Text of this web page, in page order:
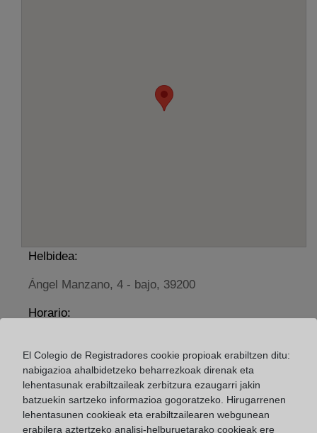
Helbidea:
Ángel Manzano, 4 - bajo, 39200
Horario:
Agosto: De lunes a viernes de 09:00 a 14:00 horas
Los días 24 y 31 de diciembre de 09:00 a 14:00
horas
El Colegio de Registradores cookie propioak erabiltzen ditu:
nabigazioa ahalbidetzeko beharrezkoak direnak eta
lehentasunak erabiltzaileak zerbitzura ezaugarri jakin
batzuekin sartzeko informazioa gogoratzeko. Hirugarrenen
lehentasunen cookieak eta erabiltzailearen webgunean
erabilera aztertzeko analisi-helburuetarako cookieak ere